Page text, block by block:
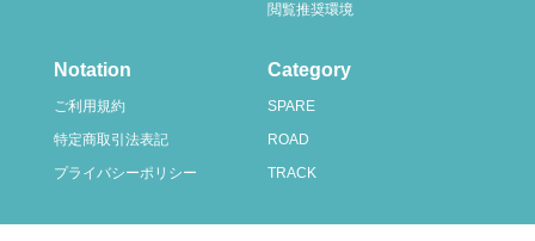
閲覧推奨環境
Notation
ご利用規約
特定商取引法表記
プライバシーポリシー
Category
SPARE
ROAD
TRACK